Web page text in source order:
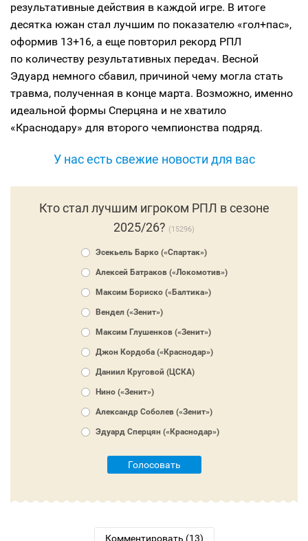
результативные действия в каждой игре. В итоге
десятка южан стал лучшим по показателю «гол+пас»,
оформив 13+16, а еще повторил рекорд РПЛ
по количеству результативных передач. Весной
Эдуард немного сбавил, причиной чему могла стать
травма, полученная в конце марта. Возможно, именно
идеальной формы Сперцяна и не хватило
«Краснодару» для второго чемпионства подряд.
У нас есть свежие новости для вас
Кто стал лучшим игроком РПЛ в сезоне
2025/26?
15296
Эсекьель Барко («Спартак»)
Алексей Батраков («Локомотив»)
Максим Бориско («Балтика»)
Вендел («Зенит»)
Максим Глушенков («Зенит»)
Джон Кордоба («Краснодар»)
Даниил Круговой (ЦСКА)
Нино («Зенит»)
Александр Соболев («Зенит»)
Эдуард Сперцян («Краснодар»)
Голосовать
Комментировать (13)